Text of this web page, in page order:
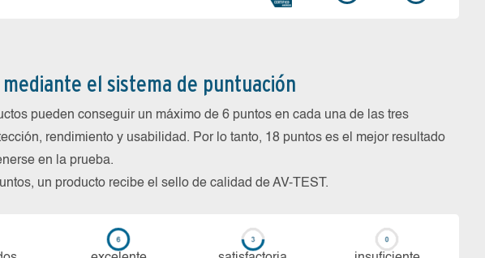
el sistema de puntuación
pueden conseguir un máximo de 6 puntos en cada una de las tres
rendimiento y usabilidad. Por lo tanto, 18 puntos es el mejor resultado
en la prueba.
un producto recibe el sello de calidad de AV-TEST.